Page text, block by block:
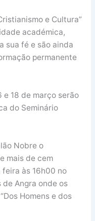
e Cultura”
académica,
sua fé e são ainda
permanente
e 18 de março serão
do Seminário
Nobre o
mais de cem
feira às 16h00 no
Angra onde os
Homens e dos